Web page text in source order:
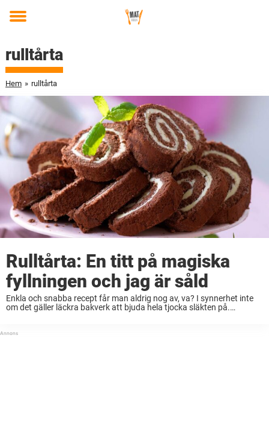
Toggle
rulltårta
Hem » rulltårta
Rulltårta: En titt på magiska
fyllningen och jag är såld
Enkla och snabba recept får man aldrig nog av, va? I synnerhet inte
om det gäller läckra bakverk att bjuda hela tjocka släkten på.